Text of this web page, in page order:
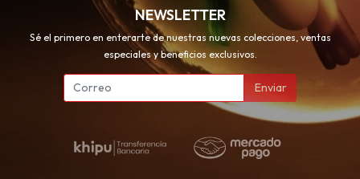
NEWSLETTER
Sé el primero en enterarte de nuestras nuevas colecciones, ventas
especiales y beneficios exclusivos.
Enviar